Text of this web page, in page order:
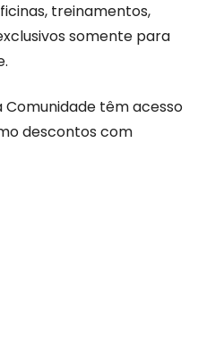
treinamentos,
somente para
Comunidade têm acesso
descontos com